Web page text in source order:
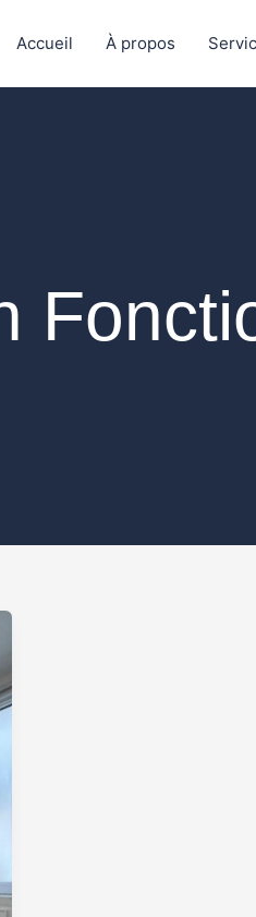
Accueil À propos